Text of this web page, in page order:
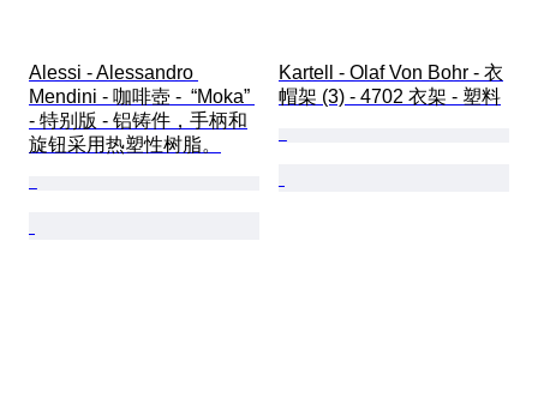
Alessi - Alessandro
Mendini - 咖啡壺 -  “Moka”
- 特别版 - 铝铸件，手柄和
旋钮采用热塑性树脂。
Kartell - Olaf Von Bohr - 衣
帽架 (3) - 4702 衣架 - 塑料